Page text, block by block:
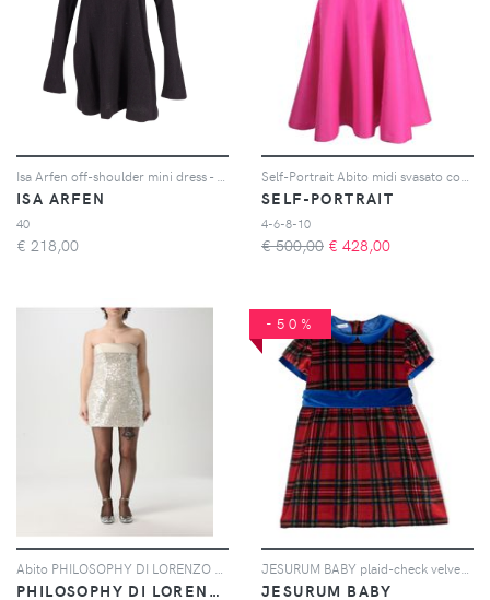
ISA ARFEN
40
€ 218,00
SELF-PORTRAIT
4-6-8-10
€ 500,00 € 428,00
PHILOSOPHY DI LORENZO SERAFINI
-50%
JESURUM BABY